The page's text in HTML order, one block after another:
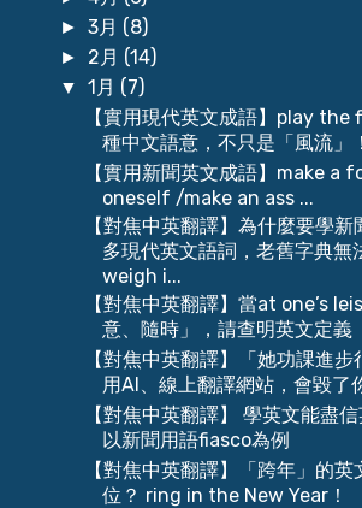
►3月 (8)
► 2月 (14)
▼1月 (7)
【實用現代英文成語】play the
種中文語意，不只是「風流」！
【實用新聞英文成語】make a
oneself /make an ass ...
【對焦中英翻譯】為什麼要學
多現代英文語詞，老舊字典
weigh i...
【對焦中英翻譯】當at one’s
意、隨時」，請查明英文定義
【對焦中英翻譯】「她功課進
用AI、線上翻譯網站，會毀了
【對焦中英翻譯】 學英文能盡
以新聞用語fiasco為例
【對焦中英翻譯】「跨年」的
位？ ring in the New Year！